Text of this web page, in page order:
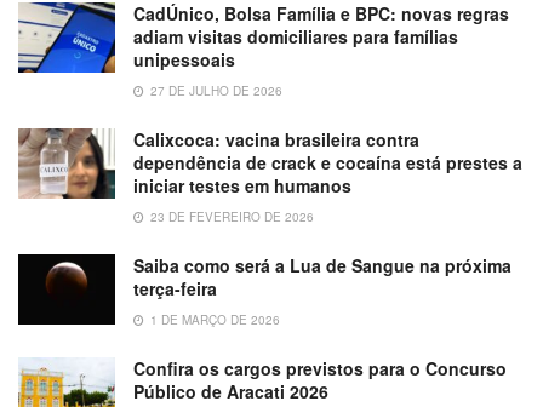
CadÚnico, Bolsa Família e BPC: novas regras
adiam visitas domiciliares para famílias
unipessoais
27 DE JULHO DE 2026
Calixcoca: vacina brasileira contra
dependência de crack e cocaína está prestes a
iniciar testes em humanos
23 DE FEVEREIRO DE 2026
Saiba como será a Lua de Sangue na próxima
terça-feira
1 DE MARÇO DE 2026
Confira os cargos previstos para o Concurso
Público de Aracati 2026